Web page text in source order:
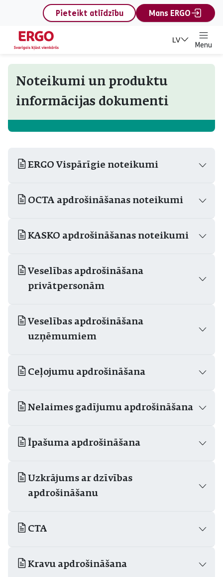
content
Pieteikt atlīdzību
Mans ERGO
LV
Menu
Noteikumi un produktu
informācijas dokumenti
ERGO Vispārīgie noteikumi
OCTA apdrošināšanas noteikumi
KASKO apdrošināšanas noteikumi
Veselības apdrošināšana
privātpersonām
Veselības apdrošināšana
uzņēmumiem
Ceļojumu apdrošināšana
Nelaimes gadījumu apdrošināšana
Īpašuma apdrošināšana
Uzkrājums ar dzīvības
apdrošināšanu
CTA
Kravu apdrošināšana